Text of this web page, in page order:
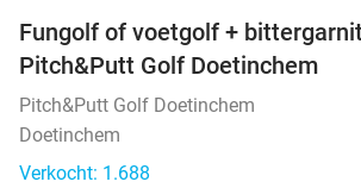
Fungolf of voetgolf +
Pitch&Putt Golf Doetinchem
Pitch&Putt Golf Doetinchem
Doetinchem
Verkocht: 1.688